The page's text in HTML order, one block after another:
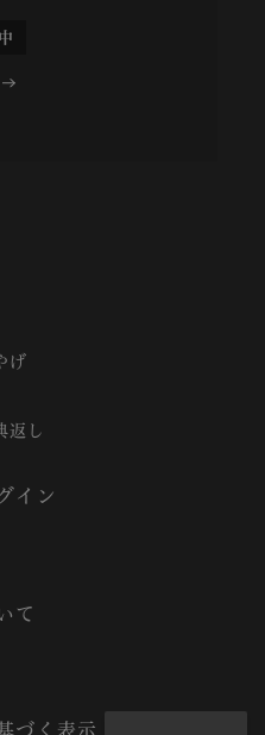
げ
返し
イン
て
づく表示